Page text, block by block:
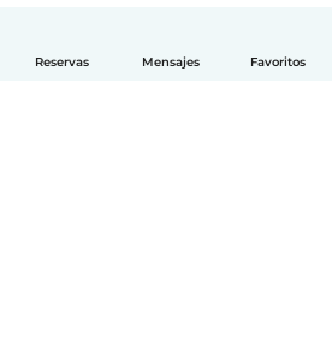
Reservas Mensajes Favoritos